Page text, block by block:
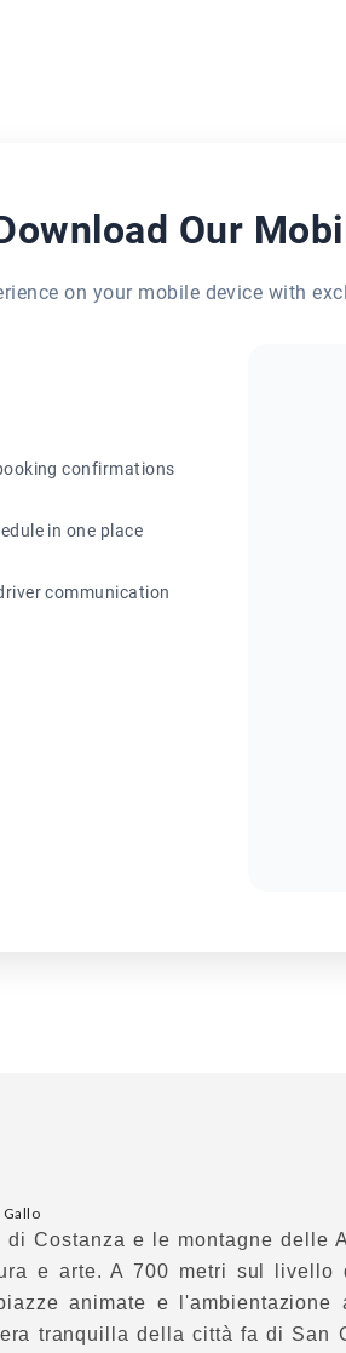
Our
on your mobile device with
confirmations
in one place
communication
Gallo
di Costanza e le montagne delle
e arte. A 700 metri sul
animate e
tranquilla della città fa di